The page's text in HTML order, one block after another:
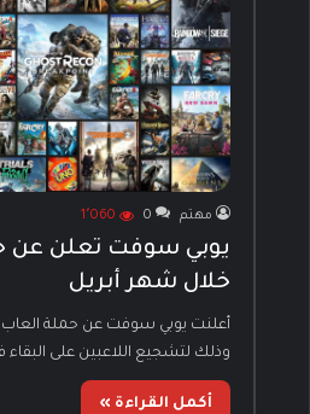
مهتم 0 1٬060
يوبي سوفت تعلن عن
خلال شهر أبريل
أعلنت يوبي سوفت عن حملة العاب
وذلك لتشجيع اللاعبين على
أكمل القراءة »